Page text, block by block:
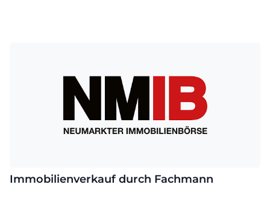
Immobilienverkauf durch Fachmann